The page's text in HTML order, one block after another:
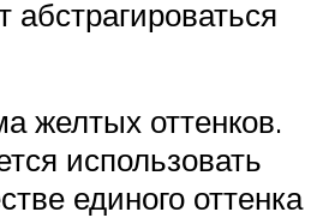
желтых оттенков.
использовать
единого оттенка